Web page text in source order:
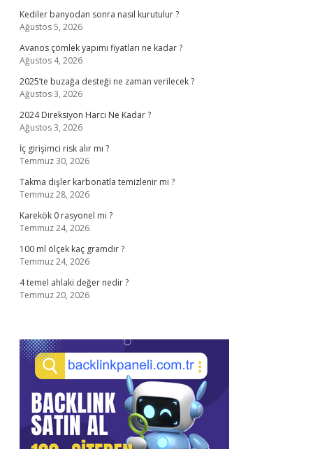
Kediler banyodan sonra nasıl kurutulur ?
Ağustos 5, 2026
Avanos çömlek yapımı fiyatları ne kadar ?
Ağustos 4, 2026
2025’te buzağa desteği ne zaman verilecek ?
Ağustos 3, 2026
2024 Direksiyon Harcı Ne Kadar ?
Ağustos 3, 2026
İç girişimci risk alır mı ?
Temmuz 30, 2026
Takma dişler karbonatla temizlenir mi ?
Temmuz 28, 2026
Karekök 0 rasyonel mi ?
Temmuz 24, 2026
100 ml ölçek kaç gramdır ?
Temmuz 24, 2026
4 temel ahlaki değer nedir ?
Temmuz 20, 2026